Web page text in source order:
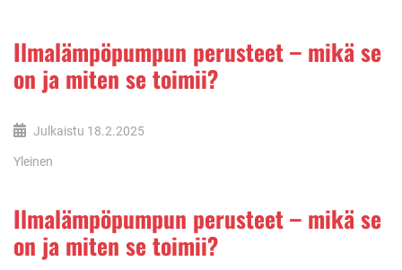
Ilmalämpöpumpun perusteet – mikä se
on ja miten se toimii?
Julkaistu 18.2.2025
Yleinen
Ilmalämpöpumpun perusteet – mikä se
on ja miten se toimii?